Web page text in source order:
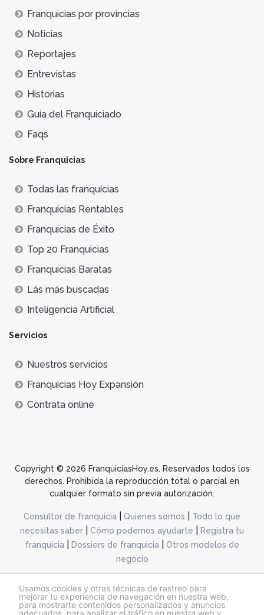
Usamos cookies y otras técnicas de rastreo para
mejorar tu experiencia de navegación en nuestra web,
para mostrarte contenidos personalizados y anuncios
adecuados, para analizar el tráfico en nuestra web y
Franquicias por provincias
Noticias
Reportajes
Entrevistas
Historias
Guía del Franquiciado
Faqs
Sobre Franquicias
Todas las franquicias
Franquicias Rentables
Franquicias de Éxito
Top 20 Franquicias
Franquicias Baratas
Lás más buscadas
Inteligencia Artificial
Servicios
Nuestros servicios
Franquicias Hoy Expansión
Contrata online
Copyright © 2026 FranquiciasHoy.es. Reservados todos los
derechos. Prohibida la reproducción total o parcial en
cualquier formato sin previa autorización.
Consultor de franquicia Quienes somos
Todo lo que
necesitas saber
Cómo podemos ayudarte
Registra tu
franquicia| Dossiers de franquicia|
Otros modelos de
negocio
@franquiciashoy.es |Aviso legal| Política de cookies|Política de privacidad